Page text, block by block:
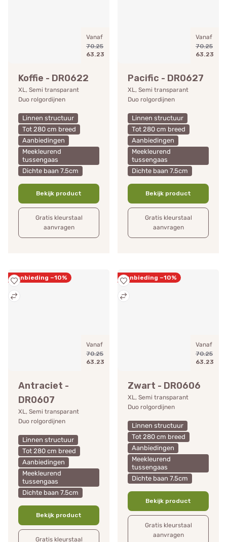
Vanaf
70.25
63.23
Koffie - DR0622
XL, Semi transparant
Duo rolgordijnen
Linnen structuur
Tot 280 cm breed
Aanbiedingen
Meekleurend
tussengaas
Dichte baan 7.5cm
Bekijk product
Gratis kleurstaal
aanvragen
Vanaf
70.25
63.23
Pacific - DR0627
XL, Semi transparant
Duo rolgordijnen
Linnen structuur
Tot 280 cm breed
Aanbiedingen
Meekleurend
tussengaas
Dichte baan 7.5cm
Bekijk product
Gratis kleurstaal
aanvragen
Vanaf
70.25
63.23
Aanbieding −10%
Antraciet -
DR0607
XL, Semi transparant
Duo rolgordijnen
Linnen structuur
Tot 280 cm breed
Aanbiedingen
Meekleurend
tussengaas
Dichte baan 7.5cm
Bekijk product
Gratis kleurstaal
Vanaf
70.25
63.23
Aanbieding −10%
Zwart - DR0606
XL, Semi transparant
Duo rolgordijnen
Linnen structuur
Tot 280 cm breed
Aanbiedingen
Meekleurend
tussengaas
Dichte baan 7.5cm
Bekijk product
Gratis kleurstaal
aanvragen